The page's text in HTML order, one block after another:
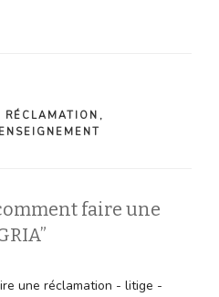
RÉCLAMATION ,
faire une
une réclamation - litige -